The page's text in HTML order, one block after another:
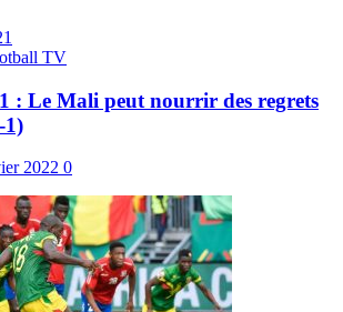
TV
: Le Mali peut nourrir des regrets
1)
2022 0